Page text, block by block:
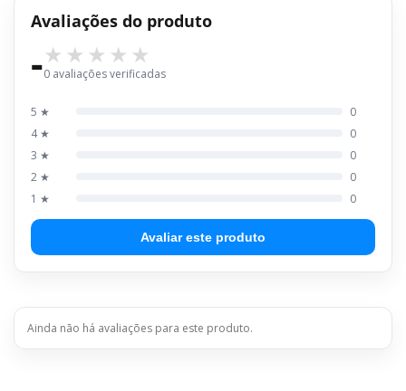
Avaliações do produto
-0 avaliações verificadas
5 ★
0
4 ★
0
3 ★
0
2 ★
0
1 ★
0
Avaliar este produto
Ainda não há avaliações para este produto.